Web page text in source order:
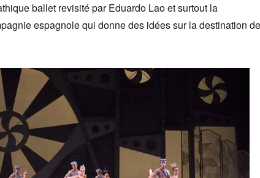
ballet revisité par Eduardo Lao et surtout la
espagnole qui donne des idées sur la destination